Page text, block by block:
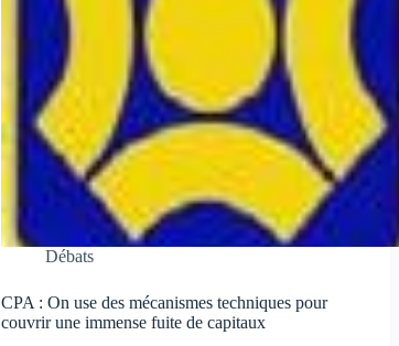
Débats
CPA : On use des mécanismes techniques pour
couvrir une immense fuite de capitaux